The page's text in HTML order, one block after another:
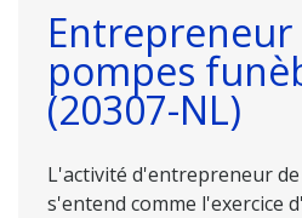
Entrepreneur
pompes
(20307-NL)
L'activité d'entrepreneur
s'entend comme l'exercice